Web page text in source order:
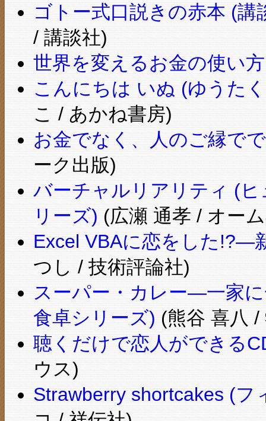
ゴトー式口説きの赤本 (
/ 講談社)
世界を変えるお金の使い方
こんにちは いぬ (ゆうた
こ / あかね書房)
お金でなく、人のご縁で
ーク出版)
バーチャルリアリティ (
リーズ) (広瀬 通孝 / オー
Excel VBAに恋をした!?―
つし / 技術評論社)
スーパー・カレー―一家
食卓シリーズ) (熊谷 喜八
聴くだけで恋人ができる
ウス)
Strawberry shortcakes (フ